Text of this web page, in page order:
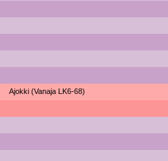
Ajokki (Vanaja LK6-68)